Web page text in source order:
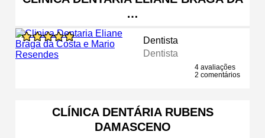
…
Dentista
Dentista
4 avaliações
2 comentários
CLÍNICA DENTÁRIA RUBENS
DAMASCENO